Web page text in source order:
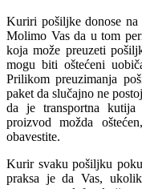
Kuriri pošiljke donose
Molimo Vas da u tom
koja može preuzeti
mogu biti oštećeni
Prilikom preuzimanja
paket da slučajno ne
da je transportna kutija
proizvod možda
obavestite.
Kurir svaku pošiljku
praksa je da Vas,